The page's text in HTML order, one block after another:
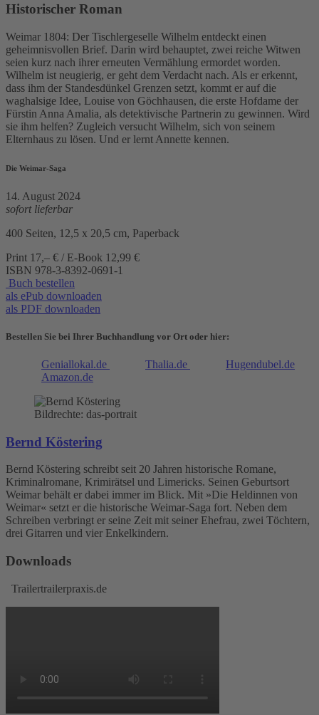
Historischer Roman
Weimar 1804: Der Tischlergeselle Wilhelm entdeckt einen
geheimnisvollen Brief. Darin wird behauptet, zwei reiche Witwen
seien kurz nach ihrer erneuten Vermählung ermordet worden.
Wilhelm ist neugierig, er geht dem Verdacht nach. Als er erkennt,
dass ihm der Standesdünkel Grenzen setzt, kommt er auf die
waghalsige Idee, Louise von Göchhausen, die erste Hofdame der
Fürstin Anna Amalia, als detektivische Partnerin zu gewinnen. Wird
sie ihm helfen? Zugleich versucht Wilhelm, sich von seinem
Elternhaus zu lösen. Und er lernt Annette kennen.
Die Weimar-Saga
14. August 2024
sofort lieferbar
400 Seiten, 12,5 x 20,5 cm, Paperback
Print 17,– € / E-Book 12,99 €
ISBN 978-3-8392-0691-1
Buch bestellen
als ePub downloaden
als PDF downloaden
Bestellen Sie bei Ihrer Buchhandlung vor Ort oder hier:
Geniallokal.de Thalia.de
Hugendubel.de
Amazon.de
Bildrechte: das-portrait
Bernd Köstering
Bernd Köstering schreibt seit 20 Jahren historische Romane,
Kriminalromane, Krimirätsel und Limericks. Seinen Geburtsort
Weimar behält er dabei immer im Blick. Mit »Die Heldinnen von
Weimar« setzt er die historische Weimar-Saga fort. Neben dem
Schreiben verbringt er seine Zeit mit seiner Ehefrau, zwei Töchtern,
drei Gitarren und vier Enkelkindern.
Downloads
Trailertrailerpraxis.de